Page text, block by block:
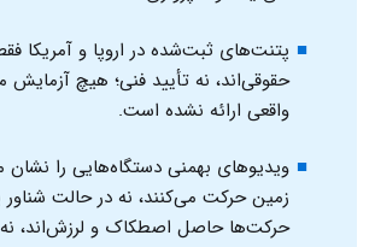
پتنت‌های ثبت‌شده در اروپا و آمریکا
حقوقی‌اند، نه تأیید فنی؛ هیچ آزمایش
واقعی ارائه نشده است.
ویدیوهای بهمنی دستگاه‌هایی را
زمین حرکت می‌کنند، نه در حالت شناور
حرکت‌ها حاصل اصطکاک و لرزش‌اند،